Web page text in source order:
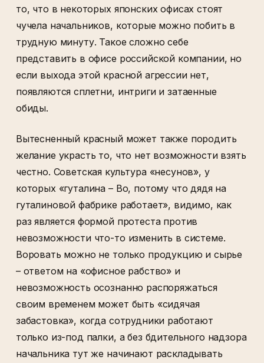
то, что в некоторых японских офисах стоят
чучела начальников, которые можно побить в
трудную минуту. Такое сложно себе
представить в офисе российской компании, но
если выхода этой красной агрессии нет,
появляются сплетни, интриги и затаенные
обиды.
Вытесненный красный может также породить
желание украсть то, что нет возможности взять
честно. Советская культура «несунов», у
которых «гуталина – Во, потому что дядя на
гуталиновой фабрике работает», видимо, как
раз является формой протеста против
невозможности что-то изменить в системе.
Воровать можно не только продукцию и сырье
– ответом на «офисное рабство» и
невозможность осознанно распоряжаться
своим временем может быть «сидячая
забастовка», когда сотрудники работают
только из-под палки, а без бдительного надзора
начальника тут же начинают раскладывать